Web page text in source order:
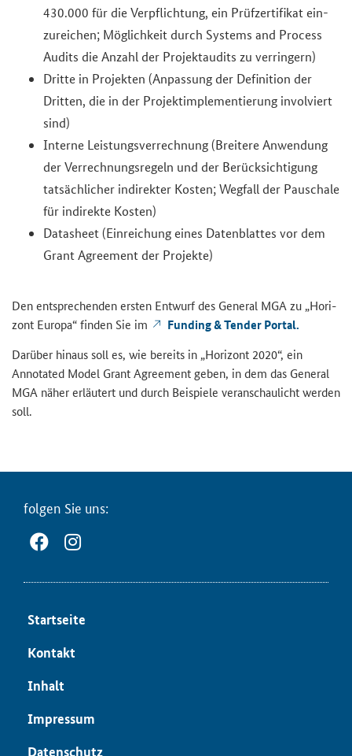
430.000 für die Ver­pflich­tung, ein Prüf­zer­ti­fi­kat ein­
zu­rei­chen; Mög­lich­keit durch Systems and Process
Audits die An­zahl der Pro­jekt­au­dits zu ver­rin­gern)
Drit­te in Pro­jek­ten (An­pas­sung der De­fi­ni­ti­on der
Drit­ten, die in der Pro­jekt­im­ple­men­tie­rung in­vol­viert
sind)
In­ter­ne Leis­tungs­ver­rech­nung (Brei­te­re An­wen­dung
der Ver­rech­nungs­re­geln und der Be­rück­sich­ti­gung
tat­säch­li­cher in­di­rek­ter Kos­ten; Weg­fall der Pau­scha­le
für in­di­rek­te Kos­ten)
Datasheet(Ein­rei­chung eines Da­ten­blat­tes vor dem
Grant Agreement der Projekte)
Den ent­spre­chen­den ers­ten Ent­wurf des Ge­ne­ral MGA zu „Ho­ri­
zont Eu­ro­pa“ fin­den Sie im
Funding & Tender Portal.
Dar­über hin­aus soll es, wie be­reits in „Ho­ri­zont 2020“, ein
Annotated Model Grant Agreement geben, in dem das Ge­ne­ral
MGA näher er­läu­tert und durch Bei­spie­le ver­an­schau­licht wer­den
soll.
fol­gen Sie uns:
Start­sei­te
Kon­takt
In­halt
Im­pres­sum
Da­ten­schutz